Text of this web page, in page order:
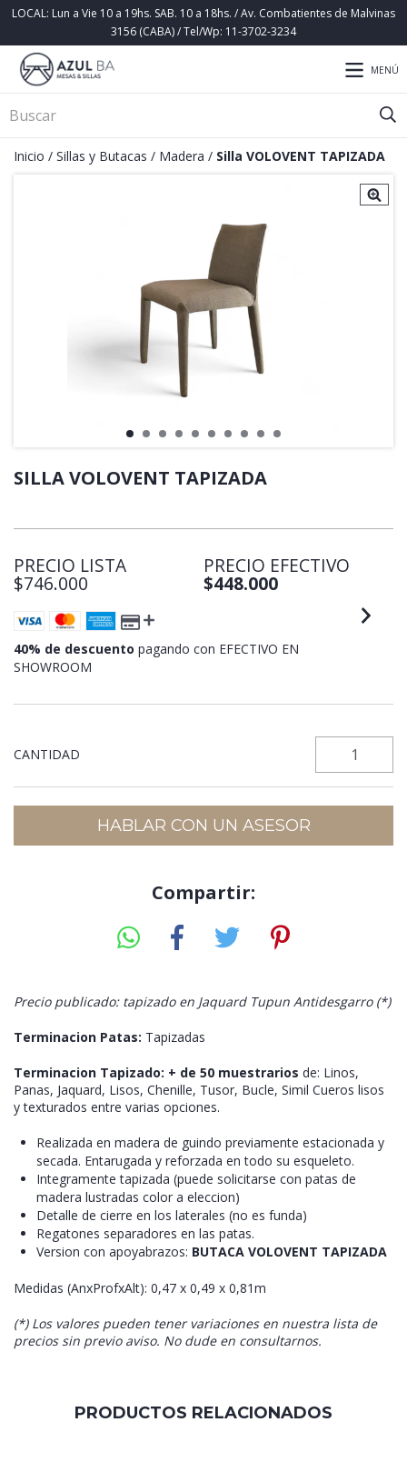
LOCAL: Lun a Vie 10 a 19hs. SAB. 10 a 18hs. / Av. Combatientes de Malvinas
3156 (CABA) / Tel/Wp: 11-3702-3234
MENÚ
Inicio / Sillas y Butacas / Madera / Silla VOLOVENT TAPIZADA
SILLA VOLOVENT TAPIZADA
PRECIO LISTA
$746.000
PRECIO EFECTIVO
$448.000
40% de descuento pagando con EFECTIVO EN
SHOWROOM
CANTIDAD
HABLAR CON UN ASESOR
Compartir:
Precio publicado: tapizado en Jaquard Tupun Antidesgarro (*)
Terminacion Patas: Tapizadas
Terminacion Tapizado: + de 50 muestrarios de: Linos,
Panas, Jaquard, Lisos, Chenille, Tusor, Bucle, Simil Cueros lisos
y texturados entre varias opciones.
Realizada en madera de guindo previamente estacionada y
secada. Entarugada y reforzada en todo su esqueleto.
Integramente tapizada (puede solicitarse con patas de
madera lustradas color a eleccion)
Detalle de cierre en los laterales (no es funda)
Regatones separadores en las patas.
Version con apoyabrazos: BUTACA VOLOVENT TAPIZADA
Medidas (AnxProfxAlt): 0,47 x 0,49 x 0,81m
(*) Los valores pueden tener variaciones en nuestra lista de
precios sin previo aviso. No dude en consultarnos.
PRODUCTOS RELACIONADOS